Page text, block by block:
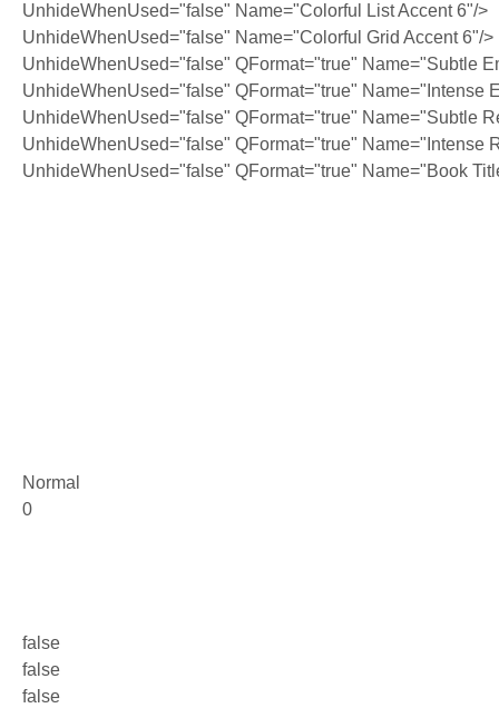
UnhideWhenUsed="false" Name="Colorful List Accent 6"/>
UnhideWhenUsed="false" Name="Colorful Grid Accent 6"/>
UnhideWhenUsed="false" QFormat="true" Name="Subtle
UnhideWhenUsed="false" QFormat="true" Name="Intense
UnhideWhenUsed="false" QFormat="true" Name="Subtle
UnhideWhenUsed="false" QFormat="true" Name="Intense
UnhideWhenUsed="false" QFormat="true" Name="Book
Normal
0
false
false
false